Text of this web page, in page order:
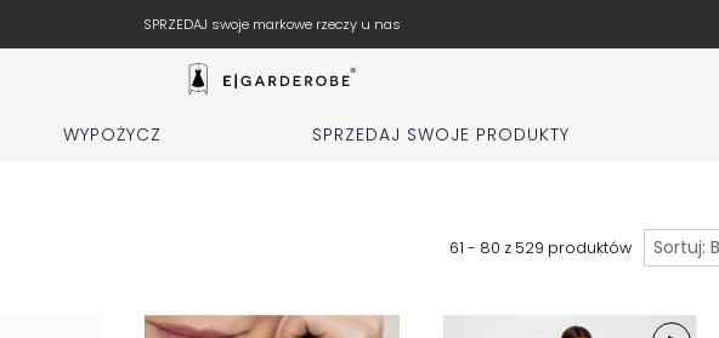
SPRZEDAJ swoje markowe rzeczy u nas
WYPOŻYCZ SPRZEDAJ SWOJE PRODUKTY
61 - 80 z 529 produktów Sortuj